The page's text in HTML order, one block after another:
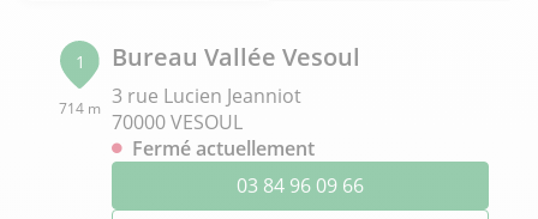
1
714 m
Bureau Vallée Vesoul
3 rue Lucien Jeanniot
70000 VESOUL
Fermé actuellement
03 84 96 09 66